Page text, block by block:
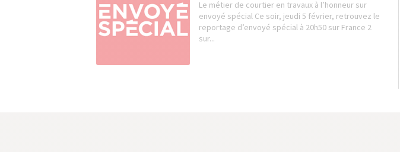
Le métier de courtier en travaux à l’honneur sur
envoyé spécial Ce soir, jeudi 5 février, retrouvez le
reportage d’envoyé spécial à 20h50 sur France 2
sur...